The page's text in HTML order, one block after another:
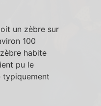
un zèbre sur
100
habite
pu le
typiquement